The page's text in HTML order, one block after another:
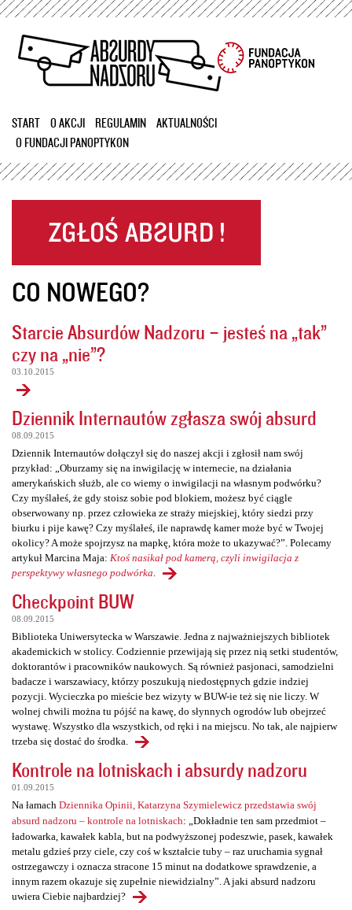
Przejdź
treści
START O AKCJI REGULAMIN
AKTUALNOŚCI
O FUNDACJI PANOPTYKON
CO NOWEGO?
Starcie Absurdów Nadzoru – jesteś na „tak”
czy na „nie”?
03.10.2015
Dziennik Internautów zgłasza swój absurd
08.09.2015
Dziennik Internautów dołączył się do naszej akcji i zgłosił nam swój
przykład: „Oburzamy się na inwigilację w internecie, na działania
amerykańskich służb, ale co wiemy o inwigilacji na własnym podwórku?
Czy myślałeś, że gdy stoisz sobie pod blokiem, możesz być ciągle
obserwowany np. przez człowieka ze straży miejskiej, który siedzi przy
biurku i pije kawę? Czy myślałeś, ile naprawdę kamer może być w Twojej
okolicy? A może spojrzysz na mapkę, która może to ukazywać?”. Polecamy
artykuł Marcina Maja: Ktoś nasikał pod kamerą, czyli inwigilacja z
perspektywy własnego podwórka
Checkpoint BUW
08.09.2015
Biblioteka Uniwersytecka w Warszawie. Jedna z najważniejszych bibliotek
akademickich w stolicy. Codziennie przewijają się przez nią setki studentów,
doktorantów i pracowników naukowych. Są również pasjonaci, samodzielni
badacze i warszawiacy, którzy poszukują niedostępnych gdzie indziej
pozycji. Wycieczka po mieście bez wizyty w BUW-ie też się nie liczy. W
wolnej chwili można tu pójść na kawę, do słynnych ogrodów lub obejrzeć
wystawę. Wszystko dla wszystkich, od ręki i na miejscu. No tak, ale najpierw
trzeba się dostać do środka.
Kontrole na lotniskach i absurdy nadzoru
01.09.2015
Na łamach Dziennika Opinii, Katarzyna Szymielewicz przedstawia swój
absurd nadzoru – kontrole na lotniskach: „Dokładnie ten sam przedmiot –
ładowarka, kawałek kabla, but na podwyższonej podeszwie, pasek, kawałek
metalu gdzieś przy ciele, czy coś w kształcie tuby – raz uruchamia sygnał
ostrzegawczy i oznacza stracone 15 minut na dodatkowe sprawdzenie, a
innym razem okazuje się zupełnie niewidzialny”. A jaki absurd nadzoru
uwiera Ciebie najbardziej?